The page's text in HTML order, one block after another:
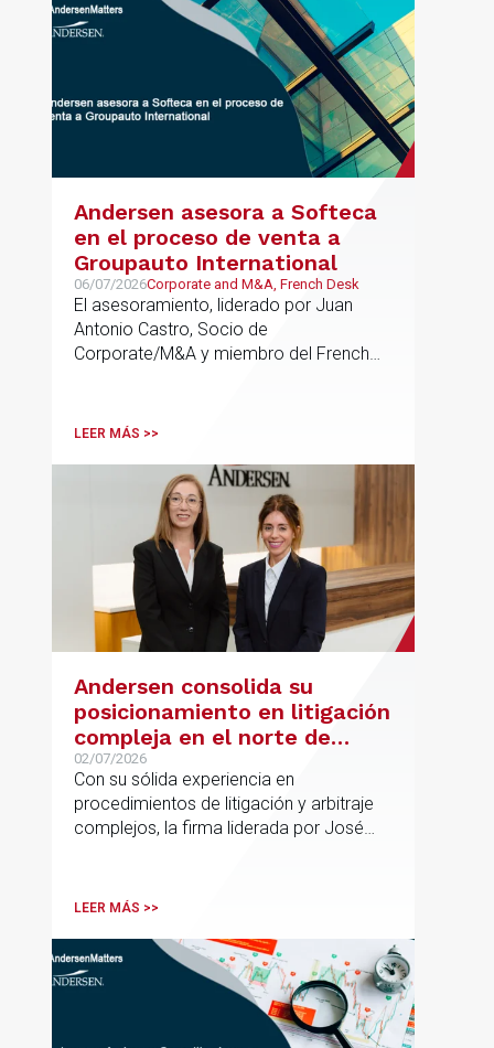
Andersen asesora a Softeca
en el proceso de venta a
Groupauto International
06/07/2026Corporate and M&A, French Desk
El asesoramiento, liderado por Juan
Antonio Castro, Socio de
Corporate/M&A y miembro del French
españolas que combinan los sectores
LEER MÁS >>
Andersen consolida su
posicionamiento en litigación
compleja en el norte de
España con la incorporación
de Rebeca Larena
02/07/2026
Con su sólida experiencia en
procedimientos de litigación y arbitraje
complejos, la firma liderada por José
posicionamiento en asesoramiento
LEER MÁS >>